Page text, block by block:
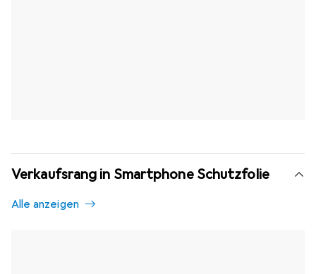
Verkaufsrang in Smartphone Schutzfolie
Alle anzeigen